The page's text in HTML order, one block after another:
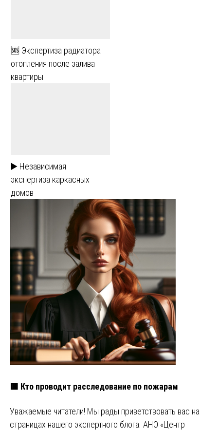
🆘 Экспертиза радиатора
отопления после залива
квартиры
▶️ Независимая
экспертиза каркасных
домов
🟥 Кто проводит расследование по пожарам
Уважаемые читатели! Мы рады приветствовать вас на
страницах нашего экспертного блога. АНО «Центр